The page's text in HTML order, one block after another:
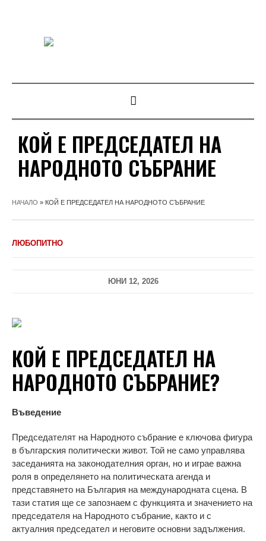
КОЙ Е ПРЕДСЕДАТЕЛ НА
НАРОДНОТО СЪБРАНИЕ
НАЧАЛО » КОЙ Е ПРЕДСЕДАТЕЛ НА НАРОДНОТО СЪБРАНИЕ
ЛЮБОПИТНО
ЮНИ 12, 2026
КОЙ Е ПРЕДСЕДАТЕЛ НА
НАРОДНОТО СЪБРАНИЕ?
Въведение
Председателят на Народното събрание е ключова фигура
в българския политически живот. Той не само управлява
заседанията на законодателния орган, но и играе важна
роля в определянето на политическата агенда и
представянето на България на международната сцена. В
тази статия ще се запознаем с функцията и значението на
председателя на Народното събрание, както и с
актуалния председател и неговите основни задължения.